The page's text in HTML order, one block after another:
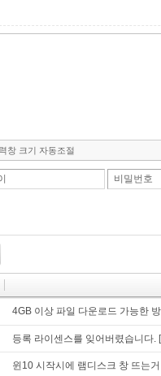
창 크기 자동조절
비밀번호
4GB 이상 파일 다운로드 가능한
등록 라이센스를 잊어버렸습니다.
윈10 시작시에 램디스크 창 뜨는